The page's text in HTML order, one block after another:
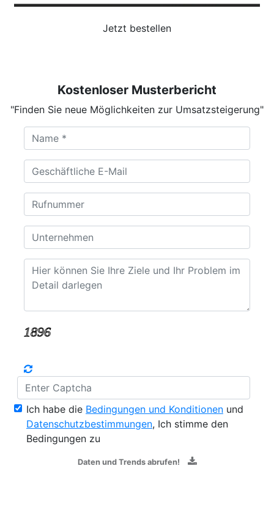
Jetzt bestellen
Kostenloser Musterbericht
"Finden Sie neue Möglichkeiten zur Umsatzsteigerung"
Ich habe die Bedingungen und Konditionen und
Datenschutzbestimmungen, Ich stimme den
Bedingungen zu
Daten und Trends abrufen!